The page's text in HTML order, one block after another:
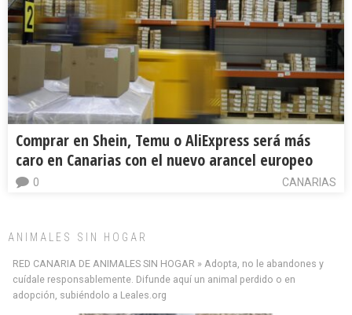
Comprar en Shein, Temu o AliExpress será más
caro en Canarias con el nuevo arancel europeo
CANARIAS
0
ANIMALES SIN HOGAR
RED CANARIA DE ANIMALES SIN HOGAR » Adopta, no le abandones y
cuídale responsablemente. Difunde aquí un animal perdido o en
adopción, subiéndolo a Leales.org